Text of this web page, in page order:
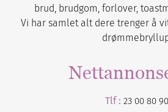
brud, brudgom, forlover,
Vi har samlet alt dere trenger å
Tlf : 23 00 80 90